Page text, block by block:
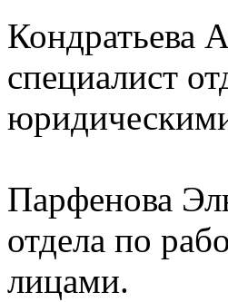
Кондратьева
специалист
Парфенова
отдела по
лицами.